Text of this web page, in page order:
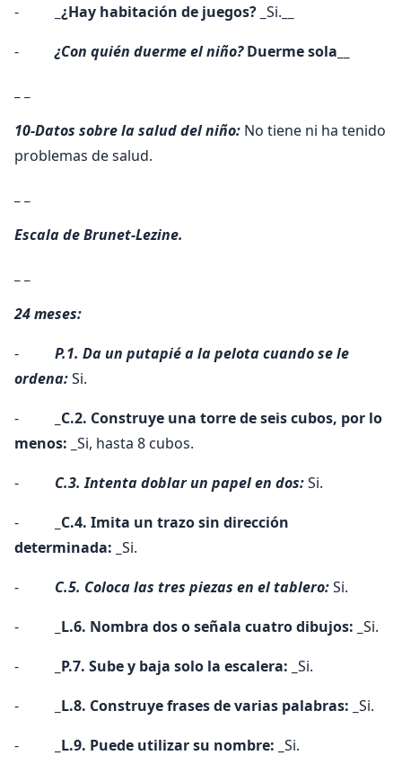
-
_¿Hay habitación de juegos? _ Si.
-¿Con quién duerme el niño? Duerme sola
10-Datos sobre la salud del niño: No tiene ni ha tenido
problemas de salud.
Escala de Brunet-Lezine.
24 meses:
- P.1. Da un putapié a la pelota cuando se le
ordena:Si.
-
_C.2. Construye una torre de seis cubos, por lo
menos: _ Si, hasta 8 cubos.
- C.3. Intenta doblar un papel en dos:Si.
-
_C.4. Imita un trazo sin dirección
determinada: _ Si.
- C.5. Coloca las tres piezas en el tablero:Si.
-
_L.6. Nombra dos o señala cuatro dibujos: _ Si.
-
_P.7. Sube y baja solo la escalera: _ Si.
-
_L.8. Construye frases de varias palabras: _ Si.
-
_L.9. Puede utilizar su nombre: _ Si.